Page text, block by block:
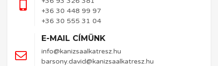
+36 30 448 99 97
+36 30 555 31 04
E-MAIL CÍMÜNK
info@kanizsaalkatresz.hu
barsony.david@kanizsaalkatresz.hu